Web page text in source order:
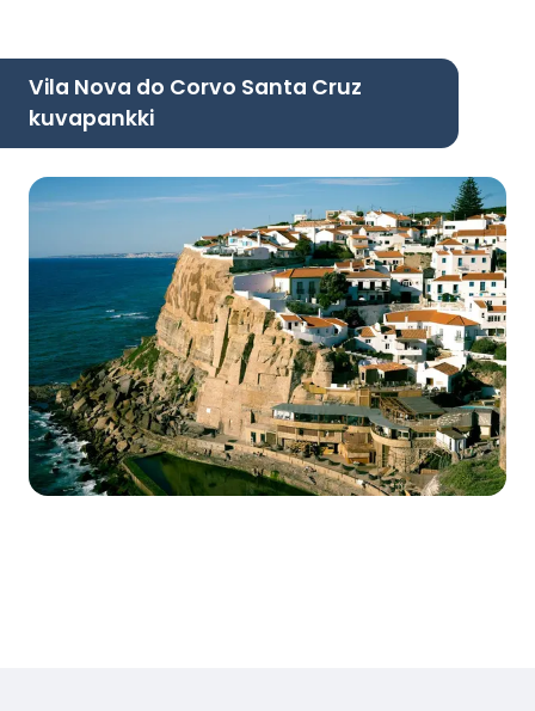
Vila Nova do Corvo Santa Cruz
kuvapankki